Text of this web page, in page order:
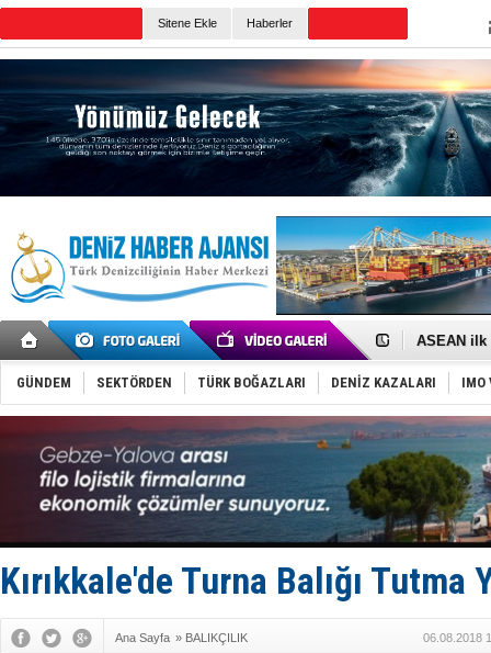
Sitene Ekle Haberler
D-Marin,
ASEAN ilk
TAYK -
İstanbul
Tersane
İngiliz
FESCO,
DESE,
35 milyon
İnsansız
Anadolu
GÜNDEM SEKTÖRDEN TÜRK BOĞAZLARI DENİZ KAZALARI IMO
Kırıkkale'de Turna Balığı Tutma
Ana Sayfa » BALIKÇILIK 06.08.2018